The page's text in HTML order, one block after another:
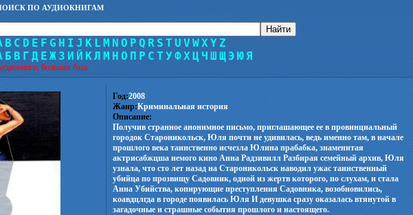
ПО АУДИОКНИГАМ
B C D E F G H I J K L M N O P Q R S T U V WXYZ
Б В Г Д Е Ж З И Й КЛ М Н О П Р С Т УФХ ЦЧ Ш Щ Э ЮЯ
большая база.
Год:2008
Жанр:Криминальная история
Описание:
Получив странное анонимное письмо, приглашающее ее в провинциальный
городок Староникольск, Юля почти не удивилась, ведь именно там, в начале
прошлого века таинственно исчезла Юлина прабабка, знаменитая
актрисабжцша немого кино Анна Радзивилл Разбирая семейный архив, Юля
узнала, что сто лет назад на Староникольск наводил ужас таинственный
убийца по прозвищу Садовник, одной из жертв которого, по слухам, и стала
Анна Убийства, копирующие преступления Садовника, возобновились,
коавдцлгда в городе появилась Юля И девушка сразу оказалась втянутой в
загадочные и страшные события прошлого и настоящего.